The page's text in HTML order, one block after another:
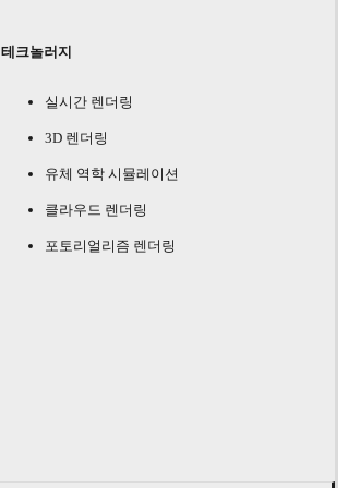
테크놀러지
실시간 렌더링
3D 렌더링
유체 역학 시뮬레이션
클라우드 렌더링
포토리얼리즘 렌더링